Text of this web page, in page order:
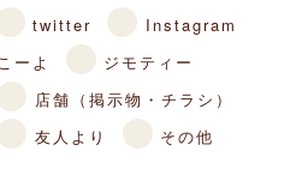
twitter
Instagram
ーよ
ジモティー
店舗（掲示物・チラシ）
友人より その他